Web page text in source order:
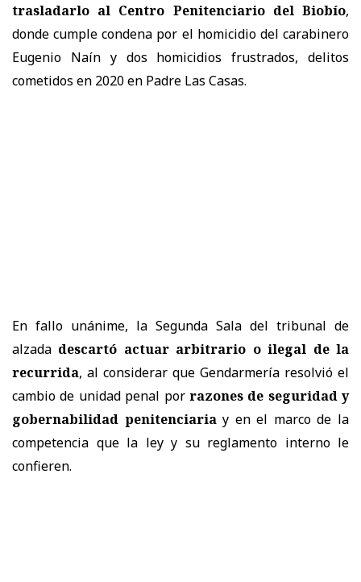
trasladarlo al Centro Penitenciario del Biobío,
donde cumple condena por el homicidio del carabinero
Eugenio Naín y dos homicidios frustrados, delitos
cometidos en 2020 en Padre Las Casas.
En fallo unánime, la Segunda Sala del tribunal de
alzada descartó actuar arbitrario o ilegal de la
recurrida, al considerar que Gendarmería resolvió el
cambio de unidad penal por razones de seguridad y
gobernabilidad penitenciariay en el marco de la
competencia que la ley y su reglamento interno le
confieren.